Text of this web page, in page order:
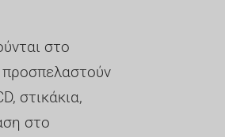
στο
προσπελαστούν
στικάκια,
στο